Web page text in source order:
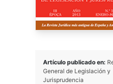
Artículo publicado en:
General de Legislación y
Jurisprudencia